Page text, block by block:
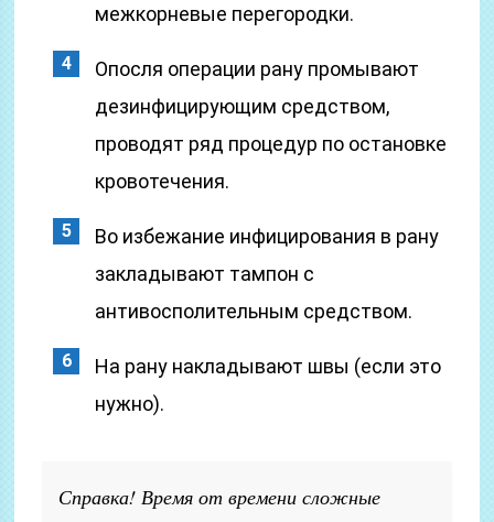
межкорневые перегородки.
Опосля операции рану промывают
дезинфицирующим средством,
проводят ряд процедур по остановке
кровотечения.
Во избежание инфицирования в рану
закладывают тампон с
антивосполительным средством.
На рану накладывают швы (если это
нужно).
Справка! Время от времени сложные